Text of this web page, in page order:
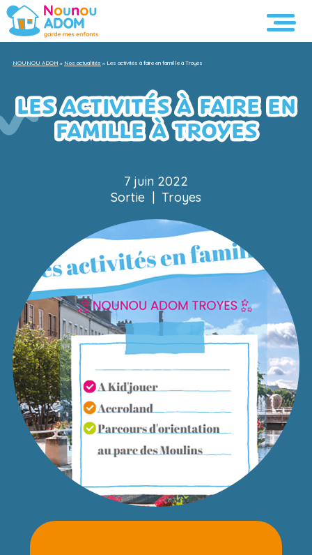
NOUNOU ADOM » Nos actualités » Les activités à faire en famille à Troyes
LES ACTIVITÉS À FAIRE EN
FAMILLE À TROYES
7 juin 2022
Sortie | Troyes